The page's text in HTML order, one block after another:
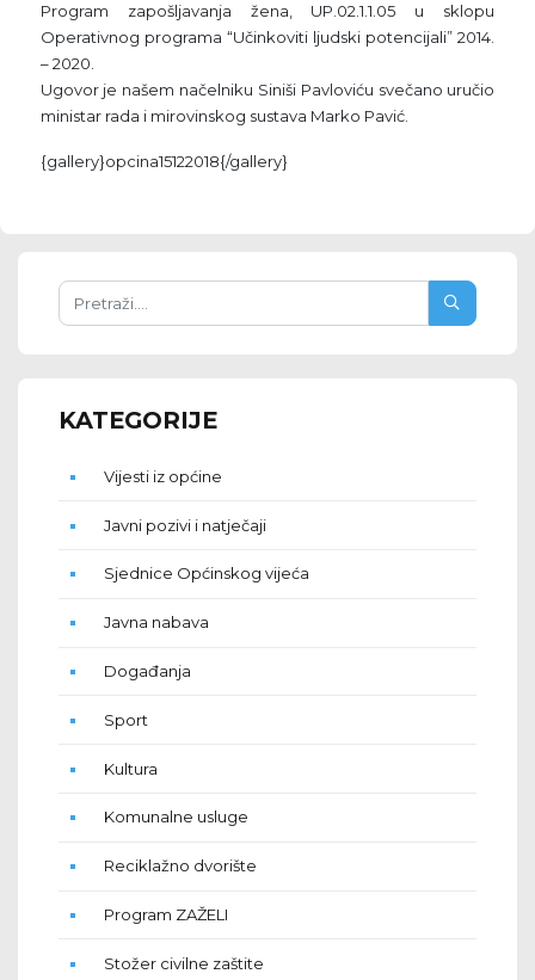
Program zapošljavanja žena, UP.02.1.1.05 u sklopu
Operativnog programa “Učinkoviti ljudski potencijali” 2014.
– 2020.
Ugovor je našem načelniku Siniši Pavloviću svečano uručio
ministar rada i mirovinskog sustava Marko Pavić.
{gallery}opcina15122018{/gallery}
KATEGORIJE
Vijesti iz općine
Javni pozivi i natječaji
Sjednice Općinskog vijeća
Javna nabava
Događanja
Sport
Kultura
Komunalne usluge
Reciklažno dvorište
Program ZAŽELI
Stožer civilne zaštite